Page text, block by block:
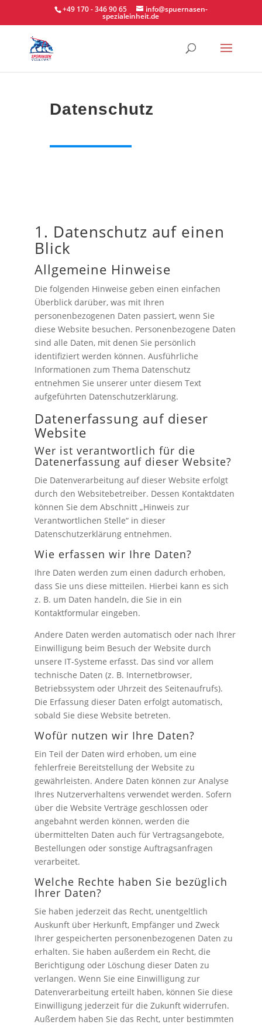
+49 170 - 346 90 65 info@spuernasen-
spezialeinheit.de
Datenschutz
1. Datenschutz auf einen
Blick
Allgemeine Hinweise
Die folgenden Hinweise geben einen einfachen
Überblick darüber, was mit Ihren
personenbezogenen Daten passiert, wenn Sie
diese Website besuchen. Personenbezogene Daten
sind alle Daten, mit denen Sie persönlich
identifiziert werden können. Ausführliche
Informationen zum Thema Datenschutz
entnehmen Sie unserer unter diesem Text
aufgeführten Datenschutzerklärung.
Datenerfassung auf dieser
Website
Wer ist verantwortlich für die
Datenerfassung auf dieser Website?
Die Datenverarbeitung auf dieser Website erfolgt
durch den Websitebetreiber. Dessen Kontaktdaten
können Sie dem Abschnitt „Hinweis zur
Verantwortlichen Stelle“ in dieser
Datenschutzerklärung entnehmen.
Wie erfassen wir Ihre Daten?
Ihre Daten werden zum einen dadurch erhoben,
dass Sie uns diese mitteilen. Hierbei kann es sich
z. B. um Daten handeln, die Sie in ein
Kontaktformular eingeben.
Andere Daten werden automatisch oder nach Ihrer
Einwilligung beim Besuch der Website durch
unsere IT-Systeme erfasst. Das sind vor allem
technische Daten (z. B. Internetbrowser,
Betriebssystem oder Uhrzeit des Seitenaufrufs).
Die Erfassung dieser Daten erfolgt automatisch,
sobald Sie diese Website betreten.
Wofür nutzen wir Ihre Daten?
Ein Teil der Daten wird erhoben, um eine
fehlerfreie Bereitstellung der Website zu
gewährleisten. Andere Daten können zur Analyse
Ihres Nutzerverhaltens verwendet werden. Sofern
über die Website Verträge geschlossen oder
angebahnt werden können, werden die
übermittelten Daten auch für Vertragsangebote,
Bestellungen oder sonstige Auftragsanfragen
verarbeitet.
Welche Rechte haben Sie bezüglich
Ihrer Daten?
Sie haben jederzeit das Recht, unentgeltlich
Auskunft über Herkunft, Empfänger und Zweck
Ihrer gespeicherten personenbezogenen Daten zu
erhalten. Sie haben außerdem ein Recht, die
Berichtigung oder Löschung dieser Daten zu
verlangen. Wenn Sie eine Einwilligung zur
Datenverarbeitung erteilt haben, können Sie diese
Einwilligung jederzeit für die Zukunft widerrufen.
Außerdem haben Sie das Recht, unter bestimmten